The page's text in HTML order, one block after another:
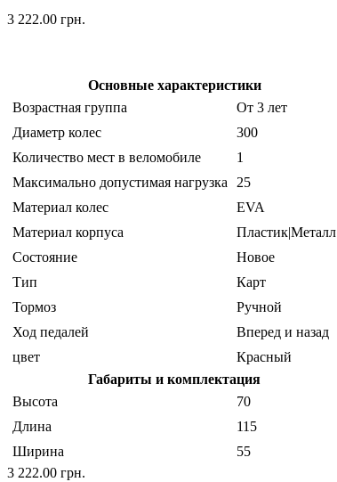
3 222.00 грн.
Основные характеристики
Возрастная группа
От 3 лет
Диаметр колес
300
Количество мест в веломобиле
1
Максимально допустимая нагрузка
25
Материал колес
EVA
Материал корпуса
Пластик|Металл
Состояние
Новое
Тип
Карт
Тормоз
Ручной
Ход педалей
Вперед и назад
цвет
Красный
Габариты и комплектация
Высота
70
Длина
115
Ширина
55
3 222.00 грн.